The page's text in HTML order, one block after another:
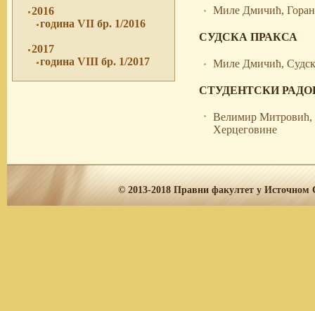
2016
година VII бр. 1/2016
2017
година VIII бр. 1/2017
Миле Дмичић, Горан
СУДСКА ПРАКСА
Миле Дмичић,
СТУДЕНТСКИ
Велимир Митровић,
Херцеговине
© 2013-2018 Правни факултет у Источном